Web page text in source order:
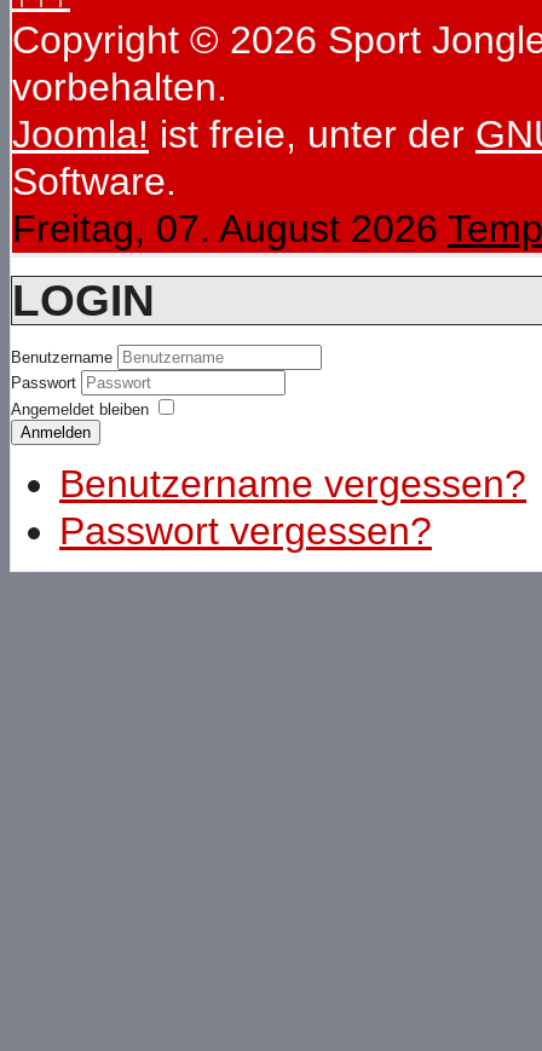
Copyright © 2026 Sport
vorbehalten.
Joomla! ist freie, unter der
Software.
Freitag, 07. August 2026
LOGIN
Benutzername
Passwort
Angemeldet bleiben
Anmelden
Benutzername vergessen?
Passwort vergessen?